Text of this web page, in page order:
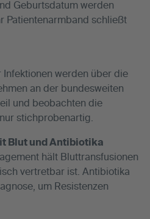
Geburtsdatum werden
Patientenarmband schließt
werden über die
an der bundesweiten
und beobachten die
stichprobenartig.
Blut und Antibiotika
hält Bluttransfusionen
vertretbar ist. Antibiotika
um Resistenzen